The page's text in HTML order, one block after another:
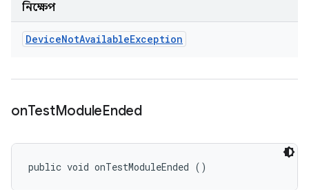
নিক্ষেপ
DeviceNotAvailableException
onTestModuleEnded
public void onTestModuleEnded ()